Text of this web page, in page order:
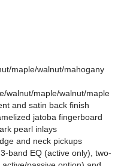
maple/walnut/mahogany
walnut/maple/walnut/maple
and satin back finish
jatoba fingerboard
pearl inlays
and neck pickups
band EQ (active only), two-